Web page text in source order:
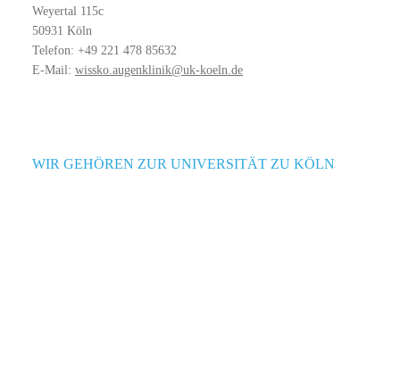
Weyertal 115c
50931 Köln
Telefon: +49 221 478 85632
E-Mail: wissko.augenklinik@uk-koeln.de
WIR GEHÖREN ZUR UNIVERSITÄT ZU KÖLN